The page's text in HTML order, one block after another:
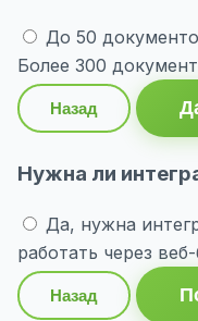
До 50
Более 300
Назад
Нужна ли
Да, нужна
работать через
Назад